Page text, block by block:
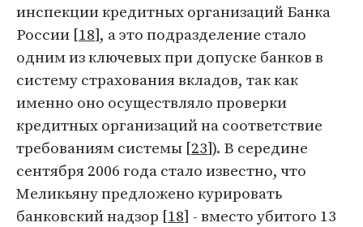
инспекции кредитных организаций Банка
России [18], а это подразделение стало
одним из ключевых при допуске банков в
систему страхования вкладов, так как
именно оно осуществляло проверки
кредитных организаций на соответствие
требованиям системы [23]). В середине
сентября 2006 года стало известно, что
Меликьяну предложено курировать
банковский надзор [18] - вместо убитого 13